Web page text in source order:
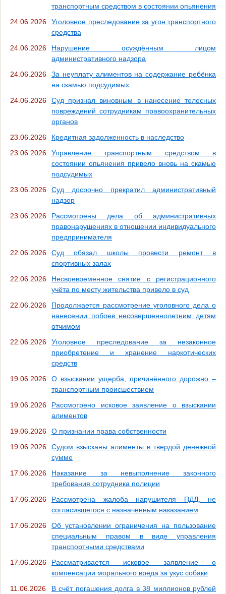
транспортным средством в состоянии опьянения
24.06.2026
Уголовное преследование за угон транспортного
средства
24.06.2026
Нарушение осуждённым лицом
административного надзора
24.06.2026
За неуплату алиментов на содержание ребёнка
на скамью подсудимых
24.06.2026
Суд признал виновным в нанесение телесных
повреждений сотрудникам правоохранительных
органов
23.06.2026
Кредитная задолженность в наследство
23.06.2026
Управление транспортным средством в
состоянии опьянения привело вновь на скамью
подсудимых
23.06.2026
Суд досрочно прекратил административный
надзор
23.06.2026
Рассмотрены дела об административных
правонарушениях в отношении индивидуального
предпринимателя
22.06.2026
Суд обязал школы провести ремонт в
спортивных залах
22.06.2026
Несвоевременное снятие с регистрационного
учёта по месту жительства привело в суд
22.06.2026
Продолжается рассмотрение уголовного дела о
нанесении побоев несовершеннолетним детям
отчимом
22.06.2026
Уголовное преследование за незаконное
приобретение и хранение наркотических
средств
19.06.2026
О взыскании ущерба, причинённого дорожно –
транспортным происшествием
19.06.2026
Рассмотрено исковое заявление о взыскании
алиментов
19.06.2026
О признании права собственности
19.06.2026
Судом взысканы алименты в твердой денежной
сумме
17.06.2026
Наказание за невыполнение законного
требования сотрудника полиции
17.06.2026
Рассмотрена жалоба нарушителя ПДД, не
согласившегося с назначенным наказанием
17.06.2026
Об установлении ограничения на пользование
специальным правом в виде управления
транспортными средствами
17.06.2026
Рассматривается исковое заявление о
компенсации морального вреда за укус собаки
11.06.2026
В счёт погашения долга в 38 миллионов рублей